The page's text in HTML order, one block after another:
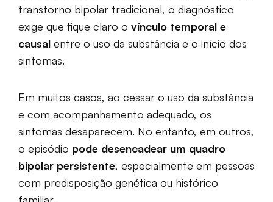
transtorno bipolar tradicional, o diagnóstico
exige que fique claro o vínculo temporal e
causal entre o uso da substância e o início dos
sintomas.
Em muitos casos, ao cessar o uso da substância
e com acompanhamento adequado, os
sintomas desaparecem. No entanto, em outros,
o episódio pode desencadear um quadro
bipolar persistente, especialmente em pessoas
com predisposição genética ou histórico